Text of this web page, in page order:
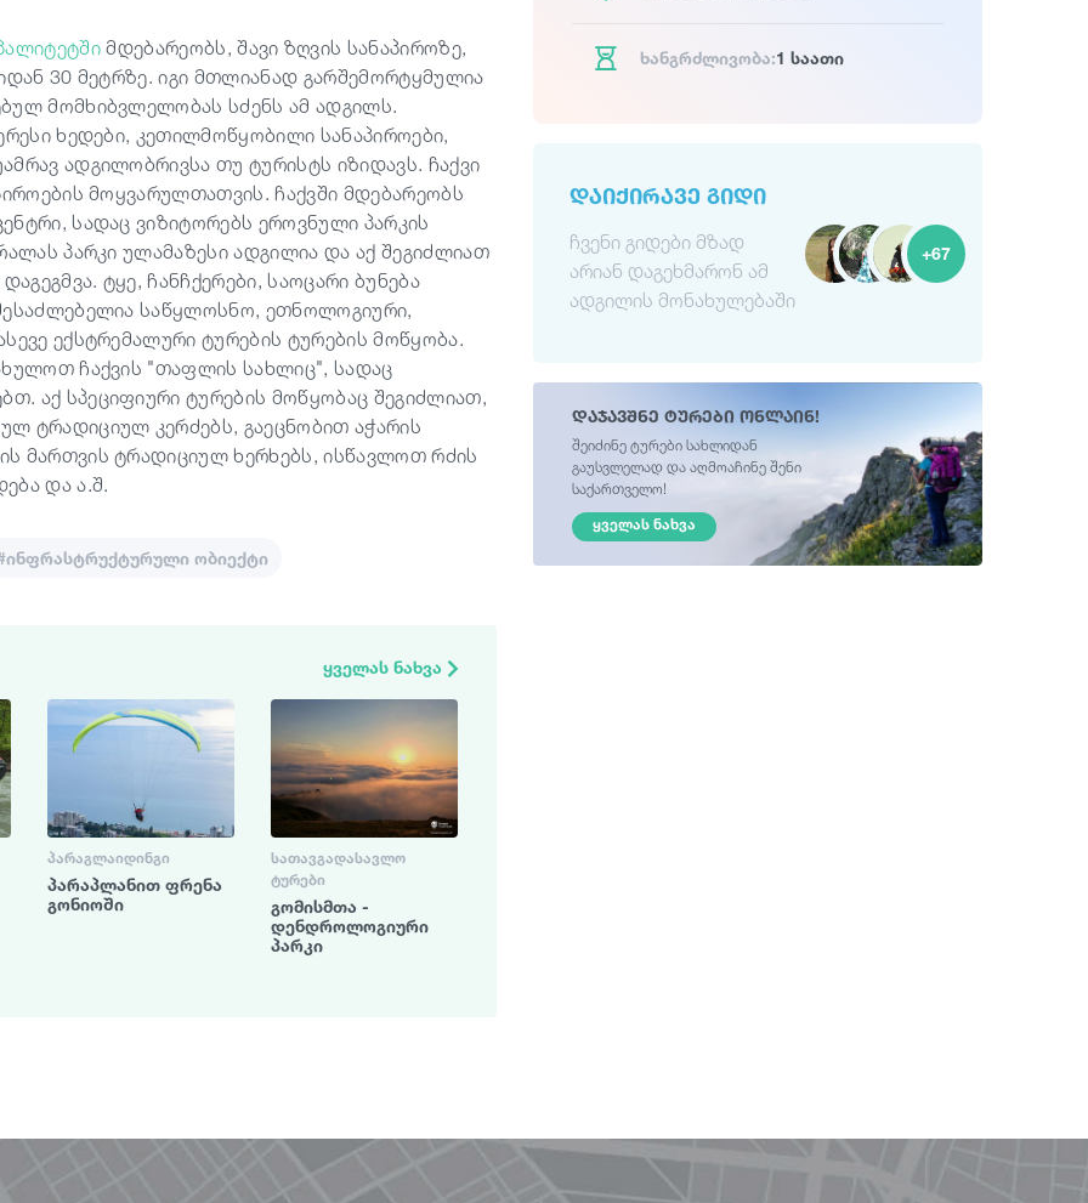
მდებარეობს, შავი ზღვის სანაპიროზე,
30 მეტრზე. იგი მთლიანად გარშემორტყმულია
მომხიბვლელობას სძენს ამ ადგილს.
ხედები, კეთილმოწყობილი სანაპიროები,
ადგილობრივსა თუ ტურისტს იზიდავს. ჩაქვი
მოყვარულთათვის. ჩაქვში მდებარეობს
სადაც ვიზიტორებს ეროვნული პარკის
პარკი ულამაზესი ადგილია და აქ შეგიძლიათ
ტყე, ჩანჩქერები, საოცარი ბუნება
საწყლოსნო, ეთნოლოგიური,
ექსტრემალური ტურების ტურების მოწყობა.
ჩაქვის "თაფლის სახლიც", სადაც
აქ სპეციფიური ტურების მოწყობაც შეგიძლიათ,
ტრადიციულ კერძებს, გაეცნობით აჭარის
მართვის ტრადიციულ ხერხებს, ისწავლოთ რძის
და ა.შ.
ობიექტი
ყველას ნახვა
ᲞᲐᲠᲐᲒᲚᲐᲘᲓᲘᲜᲒᲘ
პარაპლანით ფრენა
გონიოში
ᲡᲐᲗᲐᲕᲒᲐᲓᲐᲡᲐᲕᲚᲝ
ᲢᲣᲠᲔᲑᲘ
გომისმთა -
დენდროლოგიური
პარკი
ხანგრძლივობა:1 საათი
ᲓᲐᲘᲥᲘᲠᲐᲕᲔ ᲒᲘᲓᲘ
ჩვენი გიდები მზად
არიან დაგეხმარონ ამ
ადგილის მონახულებაში
+67
დაჯავშნე ტურები ონლაინ!
შეიძინე ტურები სახლიდან
გაუსვლელად და აღმოაჩინე შენი
საქართველო!
ᲧᲕᲔᲚᲐᲡ ᲜᲐᲮᲕᲐ